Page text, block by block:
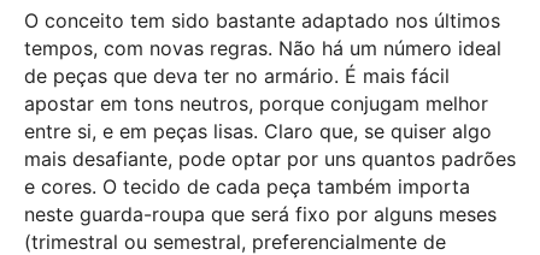
O conceito tem sido bastante adaptado nos últimos
tempos, com novas regras. Não há um número ideal
de peças que deva ter no armário. É mais fácil
apostar em tons neutros, porque conjugam melhor
entre si, e em peças lisas. Claro que, se quiser algo
mais desafiante, pode optar por uns quantos padrões
e cores. O tecido de cada peça também importa
neste guarda-roupa que será fixo por alguns meses
(trimestral ou semestral, preferencialmente de